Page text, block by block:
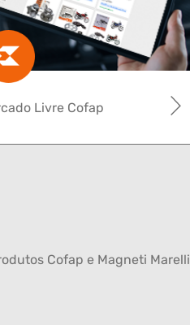
Livre Cofap
Cofap e Magneti Marelli